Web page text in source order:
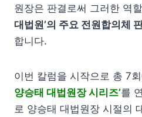
원장은 판결로써 그러한 역
대법원’의 주요 전원합의체
합니다.
이번 칼럼을 시작으로 총 7
양승태 대법원장 시리즈’를
로 양승태 대법원장 시절의